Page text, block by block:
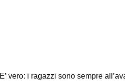
E’ vero: i ragazzi sono sempre